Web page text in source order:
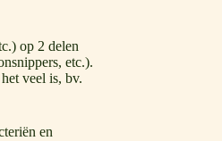
op 2 delen
etc.).
veel is, bv.
en